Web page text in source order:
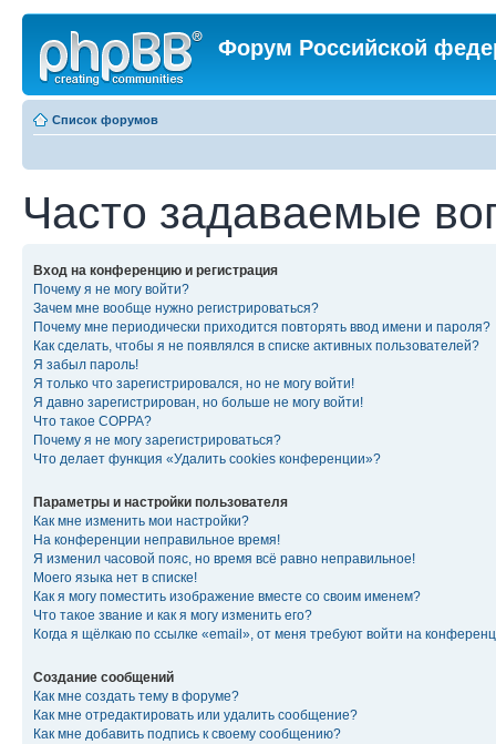
Форум Российской
Список форумов
Часто задаваемые
Вход на конференцию и регистрация
Почему я не могу войти?
Зачем мне вообще нужно регистрироваться?
Почему мне периодически приходится повторять ввод имени и пароля?
Как сделать, чтобы я не появлялся в списке активных пользователей?
Я забыл пароль!
Я только что зарегистрировался, но не могу войти!
Я давно зарегистрирован, но больше не могу войти!
Что такое COPPA?
Почему я не могу зарегистрироваться?
Что делает функция «Удалить cookies конференции»?
Параметры и настройки пользователя
Как мне изменить мои настройки?
На конференции неправильное время!
Я изменил часовой пояс, но время всё равно неправильное!
Моего языка нет в списке!
Как я могу поместить изображение вместе со своим именем?
Что такое звание и как я могу изменить его?
Когда я щёлкаю по ссылке «email», от меня требуют войти на
Создание сообщений
Как мне создать тему в форуме?
Как мне отредактировать или удалить сообщение?
Как мне добавить подпись к своему сообщению?